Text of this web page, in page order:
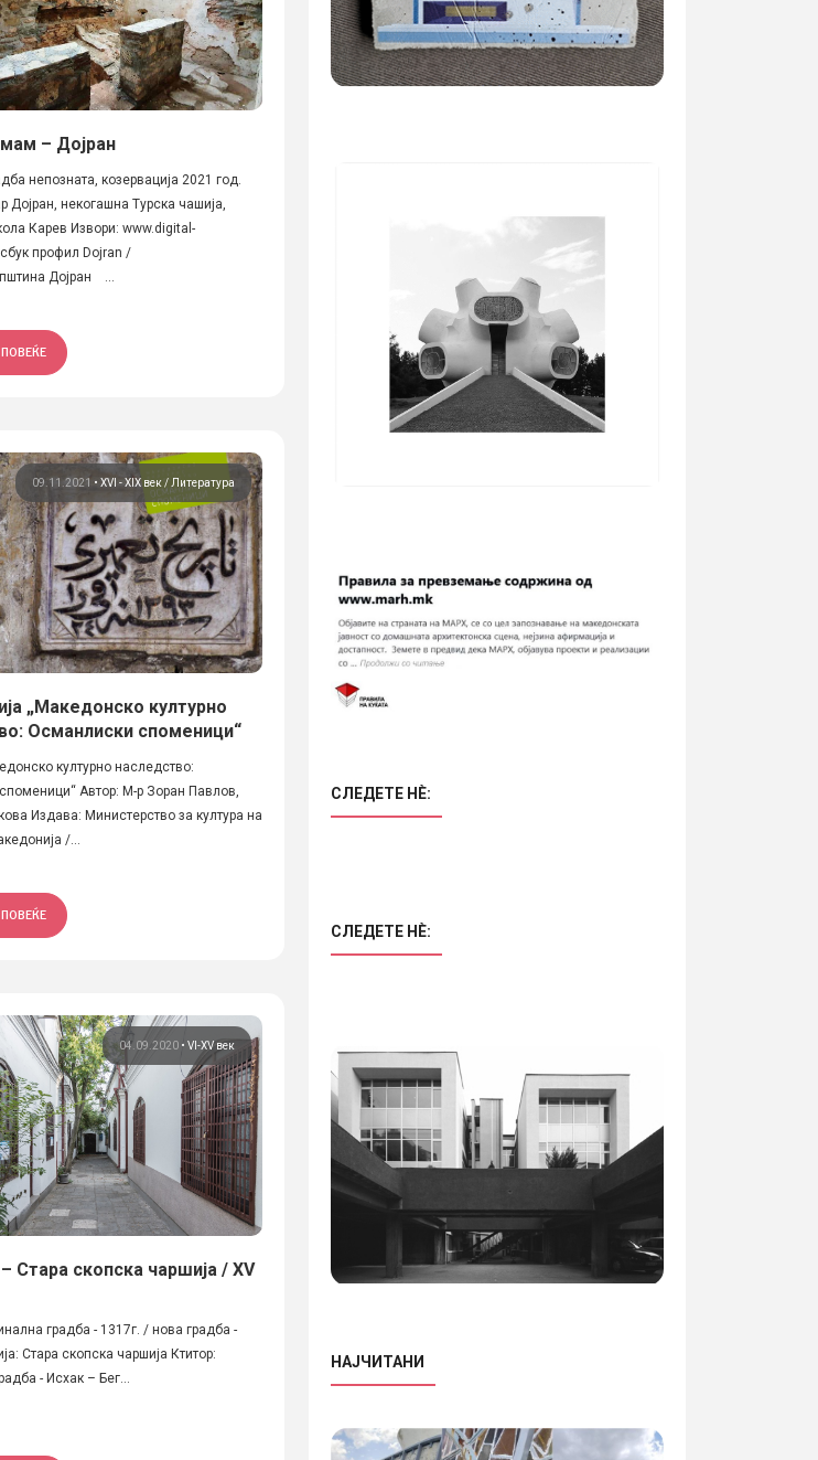
– Дојран
непозната, козервација 2021 год.
Дојран, некогашна Турска чашија,
Карев Извори: www.digital-
профил Dojran /
Дојран ...
09.11.2021 • XVI - XIX век Литература
„Македонско културно
Османлиски споменици“
културно наследство:
Автор: М-р Зоран Павлов,
Издава: Министерство за култура на
/...
04.09.2020• VI-XV век
Стара скопска чаршија / XV
градба - 1317г. / нова градба -
Стара скопска чаршија Ктитор:
- Исхак – Бег...
СЛЕДЕТЕ НÈ:
СЛЕДЕТЕ НÈ:
НАЈЧИТАНИ